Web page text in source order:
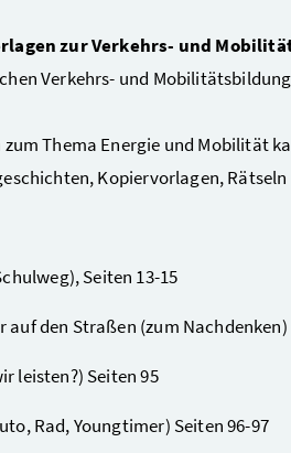
zur Verkehrs- und
Verkehrs- und
Thema Energie und Mobilität
Kopiervorlagen, Rätseln
Seiten 13-15
den Straßen (zum Nachdenken)
leisten?) Seiten 95
Rad, Youngtimer) Seiten 96-97